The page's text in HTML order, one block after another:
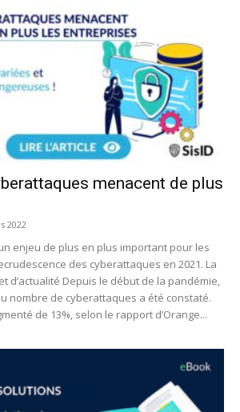
menacent de plus
2022
enjeu de plus en plus important pour les
des cyberattaques en 2021. La
d’actualité Depuis le début de la pandémie,
nombre de cyberattaques a été constaté.
de 13%, selon le rapport d’Orange...